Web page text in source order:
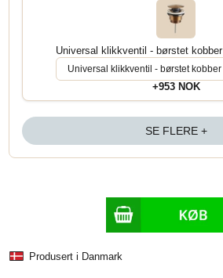
Universal klikkventil - børstet kobber
+953 NOK
SE FLERE +
Produsert i Danmark